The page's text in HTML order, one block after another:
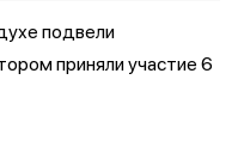
подвели
приняли участие 6